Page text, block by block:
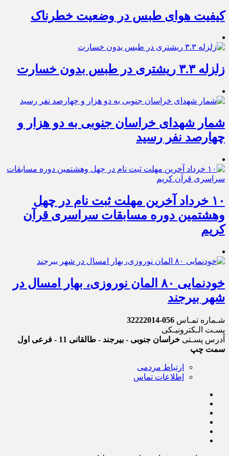
کیفیت هوای طبس در وضعیت خطرناک
زلزله ۳.۳ ریشتری در طبس بدون خسارت
شمار شهدای خراسان جنوبی به دو هزار و
چهارصد نفر رسید
۱۰ خرداد آخرین مهلت ثبت نام در چهل
وهشتمین دوره مسابقات سراسری قرآن
کریم
خودنمایی ۸۰ المان نوروزی، بهار امسال در
شهر بیرجند
شـماره تمـاس 056-32222014
پسـت الـکترونیـکی
آدرس پسـتی
خراسان جنوبی - بیرجند - طالقانی 11 - فرعی اول
سمت چپ
ارتباط مردمی
اطلاعات تماس